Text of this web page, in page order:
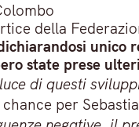
della
unico
state prese
di questi
per